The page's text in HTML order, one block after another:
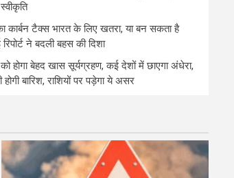
कार्बन टैक्स भारत के लिए खतरा, या बन सकता है
ने बदली बहस की दिशा
होगा बेहद खास सूर्यग्रहण, कई देशों में छाएगा अंधेरा,
बारिश, राशियों पर पड़ेगा ये असर